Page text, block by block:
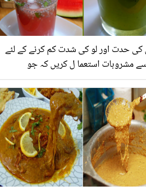
حدت اور لو کی شدت کم کرنے کے لئے
مشروبات استعما ل کریں کہ جو